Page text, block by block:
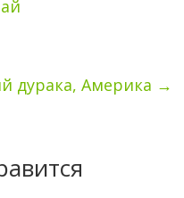
дурака, Америка →